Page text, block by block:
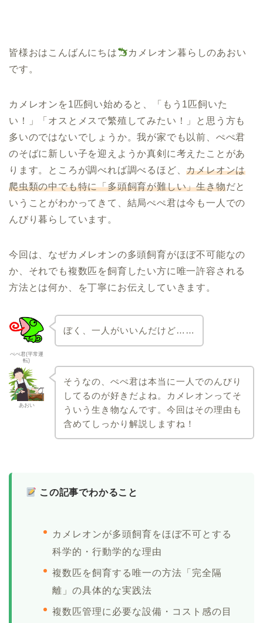
皆様おはこんばんにちは
カメレオン暮らしのあおい
です。
カメレオンを1匹飼い始めると、「もう1匹飼いた
い！」「オスとメスで繁殖してみたい！」と思う方も
多いのではないでしょうか。我が家でも以前、ぺぺ君
のそばに新しい子を迎えようか真剣に考えたことがあ
ります。ところが調べれば調べるほど、カメレオンは
爬虫類の中でも特に「多頭飼育が難しい」生き物だと
いうことがわかってきて、結局ぺぺ君は今も一人での
んびり暮らしています。
今回は、なぜカメレオンの多頭飼育がほぼ不可能なの
か、それでも複数匹を飼育したい方に唯一許容される
方法とは何か、を丁寧にお伝えしていきます。
ぺぺ君(平常運
転)
ぼく、一人がいいんだけど……
あおい
そうなの、ぺぺ君は本当に一人でのんびり
してるのが好きだよね。カメレオンってそ
ういう生き物なんです。今回はその理由も
含めてしっかり解説しますね！
この記事でわかること
カメレオンが多頭飼育をほぼ不可とする
科学的・行動学的な理由
複数匹を飼育する唯一の方法「完全隔
離」の具体的な実践法
複数匹管理に必要な設備・コスト感の目